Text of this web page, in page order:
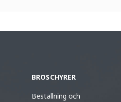
BROSCHYRER
Beställning och